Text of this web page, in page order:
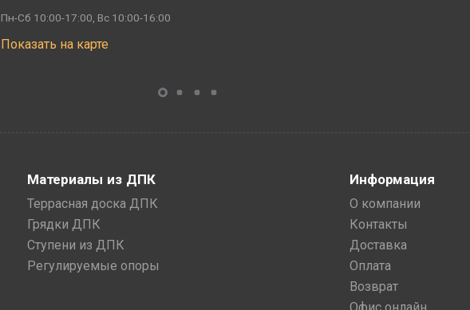
Пн-Сб 10:00-17:00, Вс 10:00-16:00
Показать на карте
Материалы из ДПК
Террасная доска ДПК
Грядки ДПК
Ступени из ДПК
Регулируемые опоры
Информация
О компании
Контакты
Доставка
Оплата
Возврат